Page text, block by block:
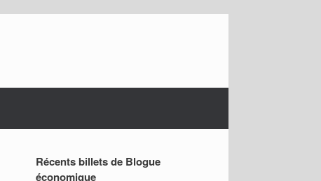
Récents billets de Blogue
économique